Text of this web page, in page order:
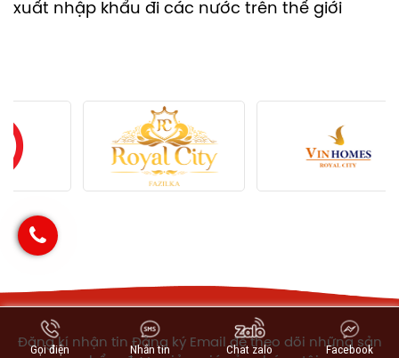
xuất nhập khẩu đi các nước trên thế giới
Đăng kí nhận tin Đăng ký Email để theo dõi những sản
Gọi điện Nhắn tin Chat zalo Facebook